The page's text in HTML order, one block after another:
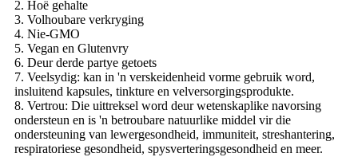
2. Hoë gehalte
3. Volhoubare verkryging
4. Nie-GMO
5. Vegan en Glutenvry
6. Deur derde partye getoets
7. Veelsydig: kan in 'n verskeidenheid vorme gebruik word,
insluitend kapsules, tinkture en velversorgingsprodukte.
8. Vertrou: Die uittreksel word deur wetenskaplike navorsing
ondersteun en is 'n betroubare natuurlike middel vir die
ondersteuning van lewergesondheid, immuniteit, streshantering,
respiratoriese gesondheid, spysverteringsgesondheid en meer.